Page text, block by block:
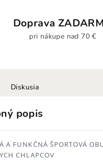
Doprava
pri nákupe nad 70 €
Diskusia
popis
A FUNKČNÁ ŠPORTOVÁ
CHLAPCOV